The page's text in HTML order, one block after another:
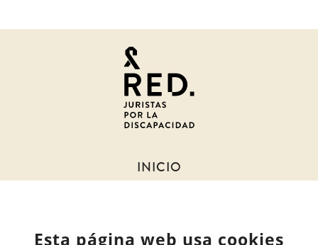
discapacidad
INICIO
SOBRE NOSOTROS
Esta página web usa cookies